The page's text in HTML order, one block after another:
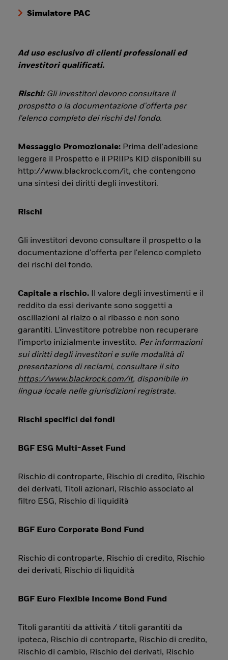
Simulatore PAC
Ad uso esclusivo di clienti professionali ed
investitori qualificati.
Rischi: Gli investitori devono consultare il
prospetto o la documentazione d'offerta per
l'elenco completo dei rischi del fondo.
Messaggio Promozionale: Prima dell’adesione
leggere il Prospetto e il PRIIPs KID disponibili su
http://www.blackrock.com/it, che contengono
una sintesi dei diritti degli investitori.
Rischi
Gli investitori devono consultare il prospetto o la
documentazione d'offerta per l'elenco completo
dei rischi del fondo.
Capitale a rischio. Il valore degli investimenti e il
reddito da essi derivante sono soggetti a
oscillazioni al rialzo o al ribasso e non sono
garantiti. L'investitore potrebbe non recuperare
l'importo inizialmente investito. Per informazioni
sui diritti degli investitori e sulle modalità di
presentazione di reclami, consultare il sito
https://www.blackrock.com/it, disponibile in
lingua locale nelle giurisdizioni registrate.
Rischi specifici dei fondi
BGF ESG Multi-Asset Fund
Rischio di controparte, Rischio di credito, Rischio
dei derivati, Titoli azionari, Rischio associato al
filtro ESG, Rischio di liquidità
BGF Euro Corporate Bond Fund
Rischio di controparte, Rischio di credito, Rischio
dei derivati, Rischio di liquidità
BGF Euro Flexible Income Bond Fund
Titoli garantiti da attività / titoli garantiti da
ipoteca, Rischio di controparte, Rischio di credito,
Rischio di cambio, Rischio dei derivati, Rischio